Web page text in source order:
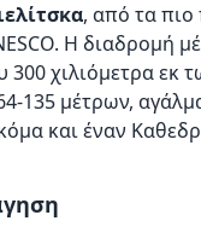
, από τα πιο
Η διαδρομή
χιλιόμετρα εκ
135 μέτρων,
και έναν